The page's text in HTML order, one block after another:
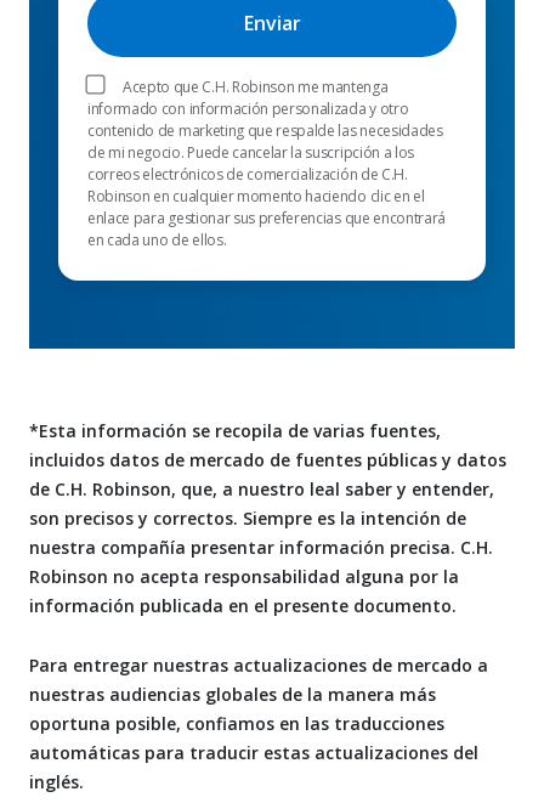
Acepto que C.H. Robinson me mantenga
informado con información personalizada y otro
contenido de marketing que respalde las necesidades
de mi negocio. Puede cancelar la suscripción a los
correos electrónicos de comercialización de C.H.
Robinson en cualquier momento haciendo clic en el
enlace para gestionar sus preferencias que encontrará
en cada uno de ellos.
*Esta información se recopila de varias fuentes,
incluidos datos de mercado de fuentes públicas y datos
de C.H. Robinson, que, a nuestro leal saber y entender,
son precisos y correctos. Siempre es la intención de
nuestra compañía presentar información precisa. C.H.
Robinson no acepta responsabilidad alguna por la
información publicada en el presente documento.
Para entregar nuestras actualizaciones de mercado a
nuestras audiencias globales de la manera más
oportuna posible, confiamos en las traducciones
automáticas para traducir estas actualizaciones del
inglés.